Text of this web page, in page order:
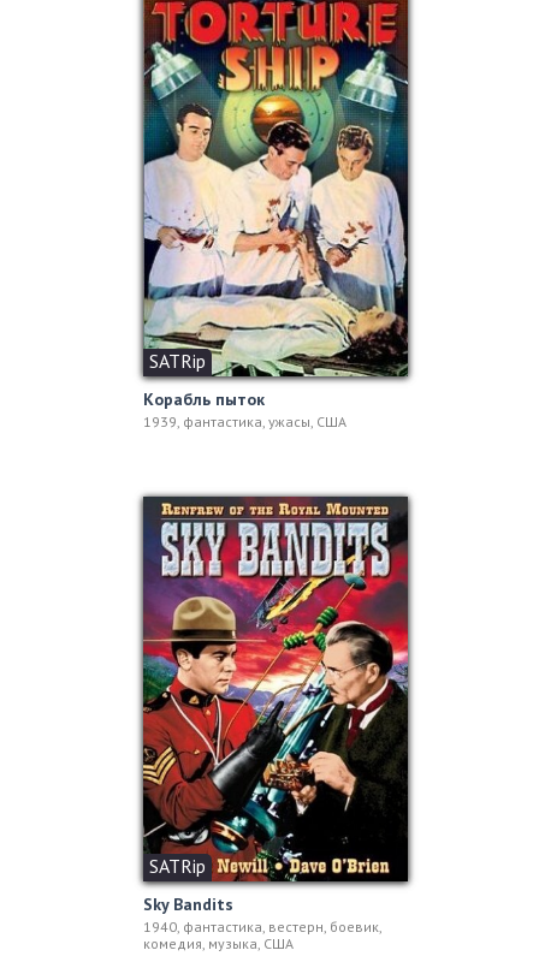
SATRip
Корабль пыток
1939, фантастика, ужасы, США
SATRip
Sky Bandits
1940, фантастика, вестерн, боевик,
комедия, музыка, США